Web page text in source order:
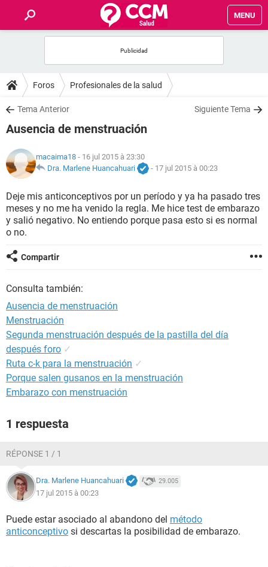
MENU
FORUMS
SALUD
NUTRICIÓN
BIENESTAR
SEXUALIDAD
GLOSARIO
Foros Profesionales de la salud
Tema Anterior Siguiente Tema
Ausencia de menstruación
macaima18 - 16 jul 2015 à 23:30
Dra. Marlene Huancahuari
- 17 jul 2015 à 00:23
Deje mis anticonceptivos por un período y ya ha pasado tres
meses y no me ha venido la regla. Me hice test de embarazo
y salió negativo. No entiendo porque pasa esto si es normal
o no.
Compartir
Consulta también:
Ausencia de menstruación
Menstruación
Segunda menstruación después de la pastilla del día
después foro ✓
Ruta c-k para la menstruación ✓
Porque salen gusanos en la menstruación
Embarazo con menstruación
1 respuesta
RÉPONSE 1 / 1
Dra. Marlene Huancahuari 29.005
17 jul 2015 à 00:23
Puede estar asociado al abandono del método
anticonceptivo si descartas la posibilidad de embarazo.